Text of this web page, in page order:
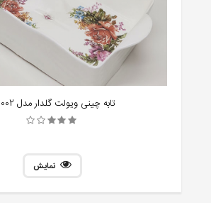
تابه چینی ویولت گلدار مدل 24002
نمایش